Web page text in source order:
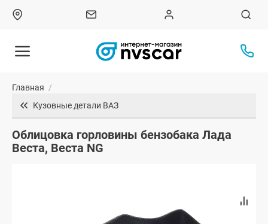
Главная /
Кузовные детали ВАЗ
Облицовка горловины бензобака Лада
Веста, Веста NG